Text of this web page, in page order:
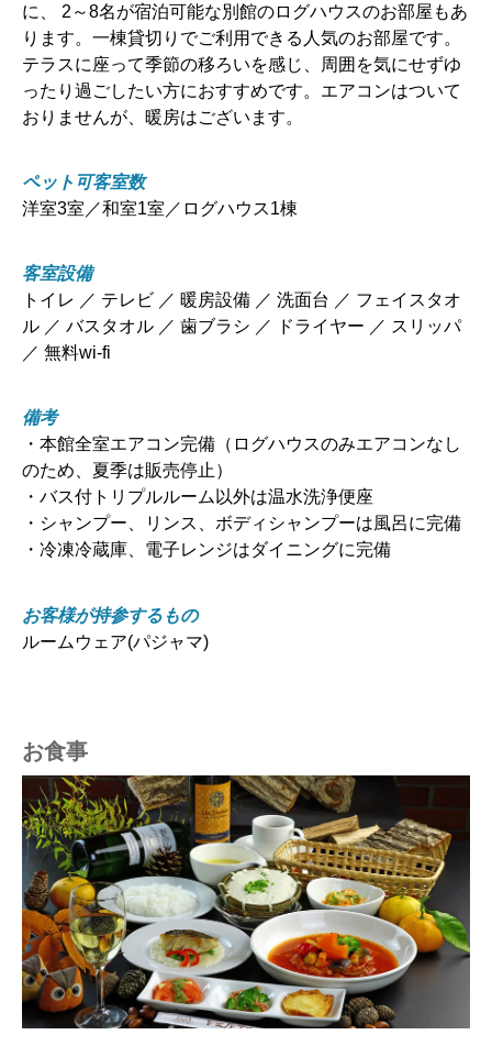
に、 2～8名が宿泊可能な別館のログハウスのお部屋もあ
ります。一棟貸切りでご利用できる人気のお部屋です。
テラスに座って季節の移ろいを感じ、周囲を気にせずゆ
ったり過ごしたい方におすすめです。エアコンはついて
おりませんが、暖房はございます。
ペット可客室数
洋室3室／和室1室／ログハウス1棟
客室設備
トイレ ／ テレビ ／ 暖房設備 ／ 洗面台 ／ フェイスタオ
ル ／ バスタオル ／ 歯ブラシ ／ ドライヤー ／ スリッパ
／ 無料wi-fi
備考
・本館全室エアコン完備（ログハウスのみエアコンなし
のため、夏季は販売停止）
・バス付トリプルルーム以外は温水洗浄便座
・シャンプー、リンス、ボディシャンプーは風呂に完備
・冷凍冷蔵庫、電子レンジはダイニングに完備
お客様が持参するもの
ルームウェア(パジャマ)
お食事